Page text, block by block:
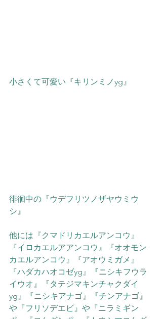
小さくて可愛い『キリンミノyg』
徘徊中の『ウデフリツノザヤウミウ
シ』
他には『クマドリカエルアンコウ』
『イロカエルアアンコウ』『オオモン
カエルアンコウ』『アオウミガメ』
『ハダカハオコゼyg』『ニシキフウラ
イウオ』『タテジマキンチャクダイ
yg』『ニシキアナゴ』『チンアナゴ』
や『フリソデエビ』や『ニラミギン